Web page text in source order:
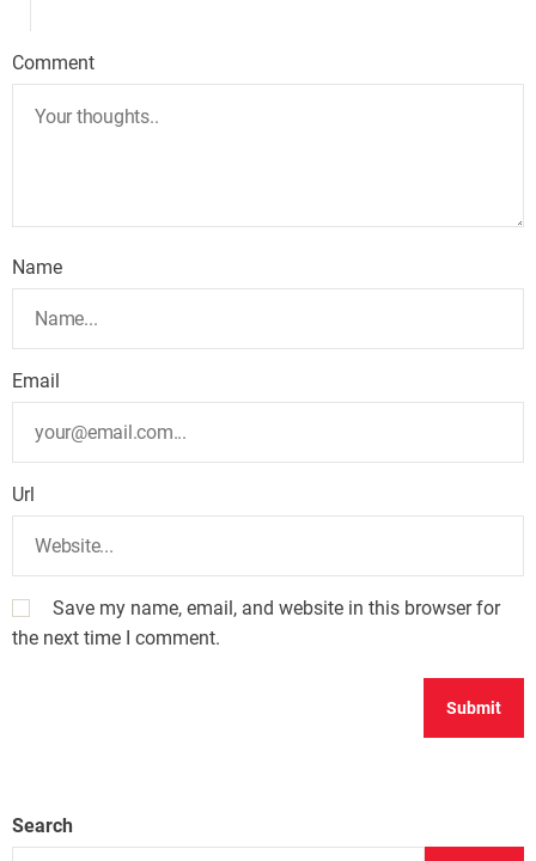
Comment
Name
Email
Url
Save my name, email, and website in this browser for
the next time I comment.
Search